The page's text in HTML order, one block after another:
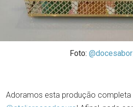
Foto:
Adoramos esta produção completa